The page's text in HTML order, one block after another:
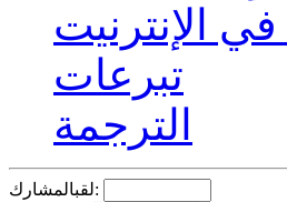
الإنترنيت
تبرعات
الترجمة
لقبالمشارك: